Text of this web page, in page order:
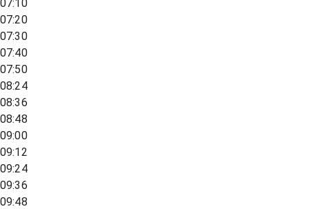
07:10
07:20
07:30
07:40
07:50
08:24
08:36
08:48
09:00
09:12
09:24
09:36
09:48